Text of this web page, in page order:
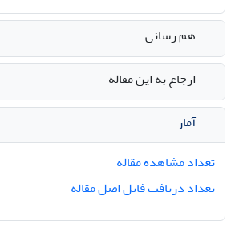
هم رسانی
ارجاع به این مقاله
آمار
تعداد مشاهده مقاله
تعداد دریافت فایل اصل مقاله